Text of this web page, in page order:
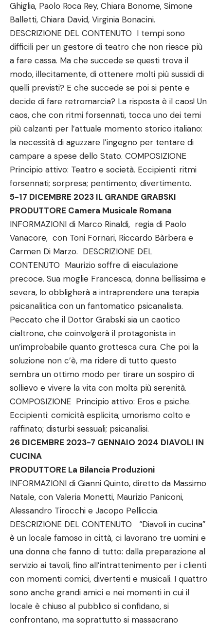
Ghiglia, Paolo Roca Rey, Chiara Bonome, Simone
Balletti, Chiara David, Virginia Bonacini.
DESCRIZIONE DEL CONTENUTO I tempi sono
difficili per un gestore di teatro che non riesce più
a fare cassa. Ma che succede se questi trova il
modo, illecitamente, di ottenere molti più sussidi di
quelli previsti? E che succede se poi si pente e
decide di fare retromarcia? La risposta è il caos! Un
caos, che con ritmi forsennati, tocca uno dei temi
più calzanti per l’attuale momento storico italiano:
la necessità di aguzzare l’ingegno per tentare di
campare a spese dello Stato. COMPOSIZIONE
Principio attivo: Teatro e società. Eccipienti: ritmi
forsennati; sorpresa; pentimento; divertimento.
5-17 DICEMBRE 2023 IL GRANDE GRABSKI
PRODUTTORE Camera Musicale Romana
INFORMAZIONI di Marco Rinaldi, regia di Paolo
Vanacore, con Toni Fornari, Riccardo Bàrbera e
Carmen Di Marzo. DESCRIZIONE DEL
CONTENUTO Maurizio soffre di eiaculazione
precoce. Sua moglie Francesca, donna bellissima e
severa, lo obbligherà a intraprendere una terapia
psicanalitica con un fantomatico psicanalista.
Peccato che il Dottor Grabski sia un caotico
cialtrone, che coinvolgerà il protagonista in
un’improbabile quanto grottesca cura. Che poi la
soluzione non c’è, ma ridere di tutto questo
sembra un ottimo modo per tirare un sospiro di
sollievo e vivere la vita con molta più serenità.
COMPOSIZIONE Principio attivo: Eros e psiche.
Eccipienti: comicità esplicita; umorismo colto e
raffinato; disturbi sessuali; psicanalisi.
26 DICEMBRE 2023-7 GENNAIO 2024 DIAVOLI IN
CUCINA
PRODUTTORE La Bilancia Produzioni
INFORMAZIONI di Gianni Quinto, diretto da Massimo
Natale, con Valeria Monetti, Maurizio Paniconi,
Alessandro Tirocchi e Jacopo Pelliccia.
DESCRIZIONE DEL CONTENUTO “Diavoli in cucina”
è un locale famoso in città, ci lavorano tre uomini e
una donna che fanno di tutto: dalla preparazione al
servizio ai tavoli, fino all’intrattenimento per i clienti
con momenti comici, divertenti e musicali. I quattro
sono anche grandi amici e nei momenti in cui il
locale è chiuso al pubblico si confidano, si
confrontano, ma soprattutto si massacrano